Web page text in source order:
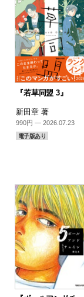
『若草同盟 3』
新田章 著
990円 — 2026.07.23
電子版あり